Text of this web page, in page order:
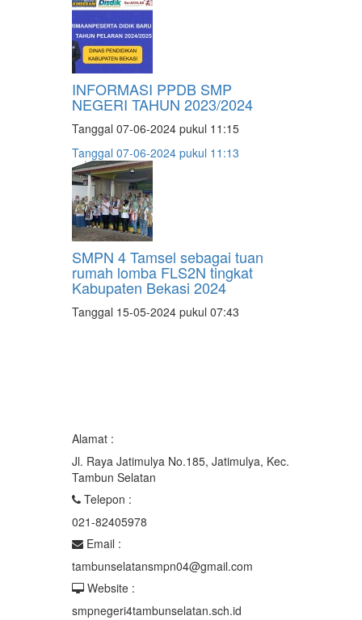
INFORMASI PPDB SMP
NEGERI TAHUN 2023/2024
Tanggal 07-06-2024 pukul 11:15
Tanggal 07-06-2024 pukul 11:13
SMPN 4 Tamsel sebagai tuan
rumah lomba FLS2N tingkat
Kabupaten Bekasi 2024
Tanggal 15-05-2024 pukul 07:43
Alamat :
Jl. Raya Jatimulya No.185, Jatimulya, Kec.
Tambun Selatan
Telepon :
021-82405978
Email :
tambunselatansmpn04@gmail.com
Website :
smpnegeri4tambunselatan.sch.id